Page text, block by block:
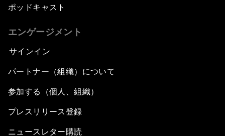
ポッドキャスト
エンゲージメント
サインイン
パートナー（組織）について
参加する（個人、組織）
プレスリリース登録
ニュースレター購読